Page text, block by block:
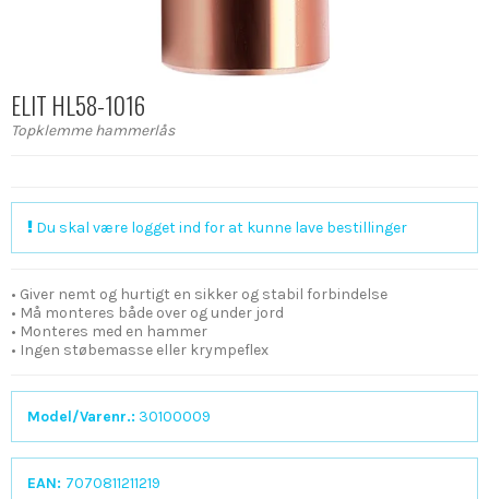
ELIT HL58-1016
Topklemme hammerlås
Du skal være logget ind for at kunne lave bestillinger
• Giver nemt og hurtigt en sikker og stabil forbindelse
• Må monteres både over og under jord
• Monteres med en hammer
• Ingen støbemasse eller krympeflex
Model/Varenr.: 30100009
EAN: 7070811211219